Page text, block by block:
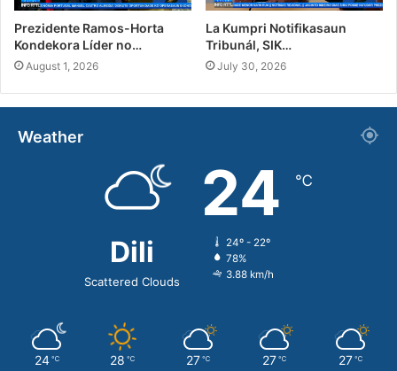
Prezidente Ramos-Horta
Kondekora Líder no…
August 1, 2026
La Kumpri Notifikasaun
Tribunál, SIK…
July 30, 2026
Weather
Dili
Scattered Clouds
24 ℃
24º - 22º
78%
3.88 km/h
24 ℃ 28 ℃ 27 ℃ 27 ℃ 27 ℃